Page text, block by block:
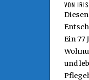
VON
Ein 77
und